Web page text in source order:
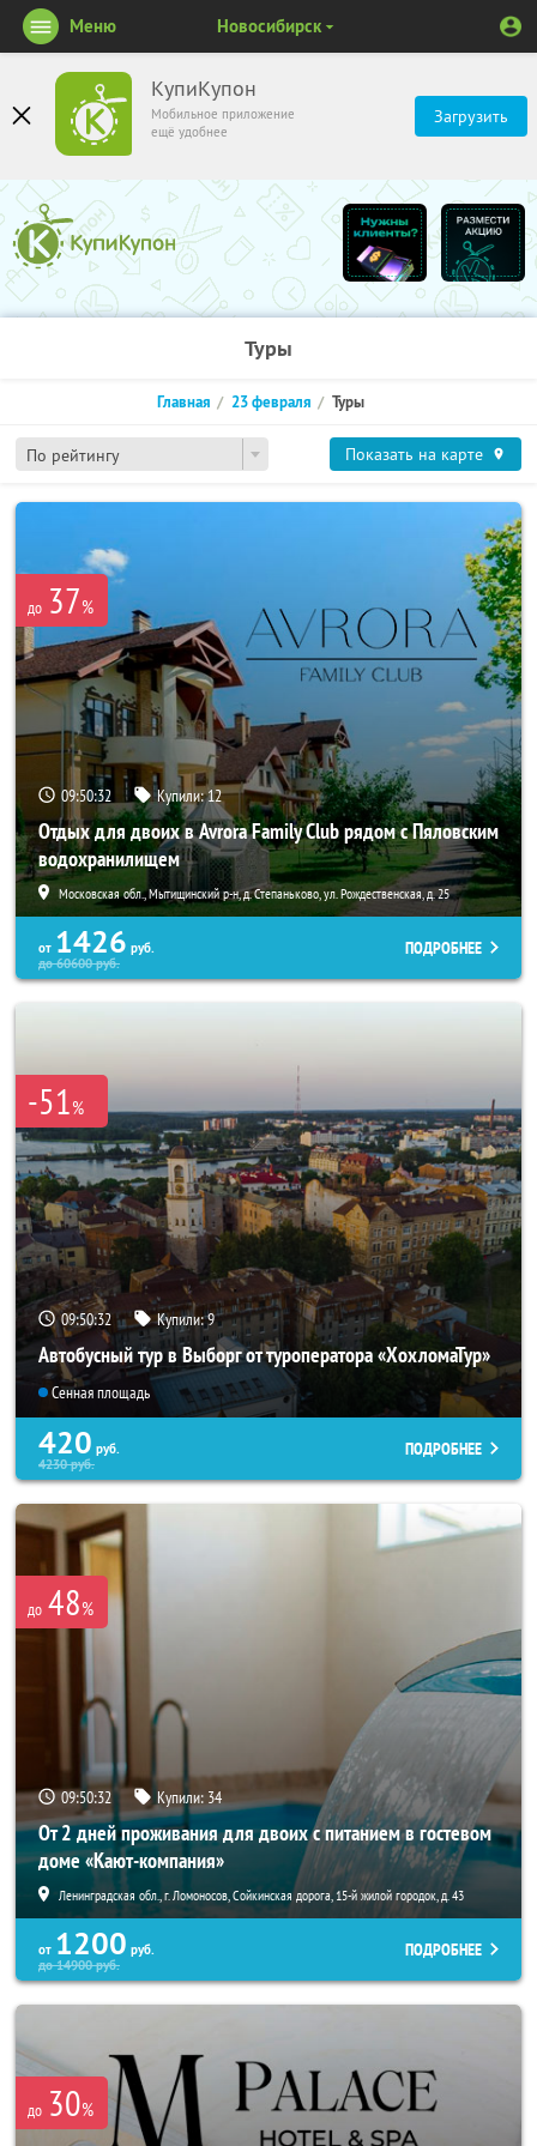
КупиКупон
Мобильное приложение
ещё удобнее
Загрузить
Меню Новосибирск
Туры
По рейтингу
Главная 23 февраля Туры
Показать на карте
до 37%
09:50:32 Купили:12
Отдых для двоих в Avrora Family Club рядом с Пяловским
водохранилищем
Московская обл., Мытищинский р-н, д. Степаньково, ул. Рождественская, д. 25
от 1426 руб.
до60600руб.
ПОДРОБНЕЕ
-51%
09:50:32 Купили:9
Автобусный тур в Выборг от туроператора «ХохломаТур»
Сенная площадь
420 руб.
4230руб.
ПОДРОБНЕЕ
до 48%
09:50:32 Купили: 34
От 2 дней проживания для двоих с питанием в гостевом
доме «Кают-компания»
Ленинградская обл., г. Ломоносов, Сойкинская дорога, 15-й жилой городок, д. 43
от 1200 руб.
до14900руб.
ПОДРОБНЕЕ
до 30%